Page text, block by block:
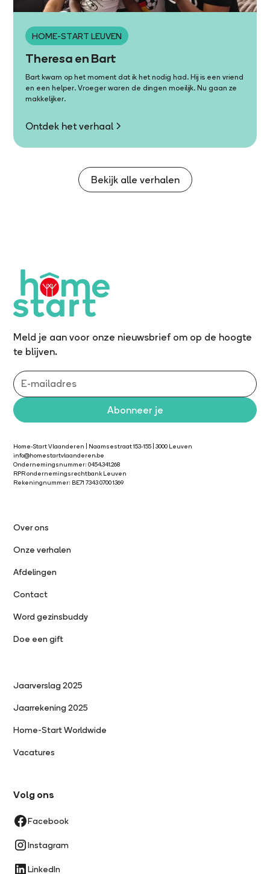
HOME-START LEUVEN
Theresa en Bart
Bart kwam op het moment dat ik het nodig had. Hij is een vriend
en een helper. Vroeger waren de dingen moeilijk. Nu gaan ze
makkelijker.
Ontdek het verhaal
Bekijk alle verhalen
Meld je aan voor onze nieuwsbrief om op de hoogte
te blijven.
Home-Start Vlaanderen | Naamsestraat 153-155 | 3000 Leuven
info@homestartvlaanderen.be
Ondernemingsnummer: 0454.341.268
RPR ondernemingsrechtbank Leuven
Rekeningnummer: BE71 7343 0700 1369
Over ons
Onze verhalen
Afdelingen
Contact
Word gezinsbuddy
Doe een gift
Jaarverslag 2025
Jaarrekening 2025
Home-Start Worldwide
Vacatures
Volg ons
Facebook
Instagram
LinkedIn